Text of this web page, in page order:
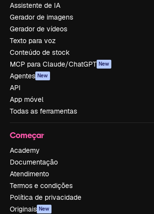
Assistente de IA
Gerador de imagens
Gerador de vídeos
Texto para voz
Conteúdo de stock
MCP para Claude/ChatGPT New
Agentes New
API
App móvel
Todas as ferramentas
Começar
Academy
Documentação
Atendimento
Termos e condições
Política de privacidade
Originais New